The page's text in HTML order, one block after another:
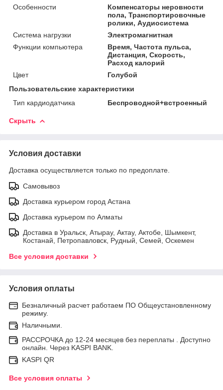
Особенности
Компенсаторы неровности
пола, Транспортировочные
ролики, Аудиосистема
Система нагрузки
Электромагнитная
Функции компьютера
Время, Частота пульса,
Дистанция, Скорость,
Расход калорий
Цвет
Голубой
Пользовательские характеристики
Тип кардиодатчика
Беспроводной+встроенный
Скрыть
Условия доставки
Доставка осуществляется только по предоплате.
Самовывоз
Доставка курьером город Астана
Доставка курьером по Алматы
Доставка в Уральск, Атырау, Актау, Актобе, Шымкент,
Костанай, Петропавловск, Рудный, Семей, Оскемен
Все условия доставки
Условия оплаты
Безналичный расчет работаем ПО Общеустановленному
режиму.
Наличными.
РАССРОЧКА до 12-24 месяцев без переплаты . Доступно
онлайн. Через KASPI BANK.
KASPI QR
Все условия оплаты